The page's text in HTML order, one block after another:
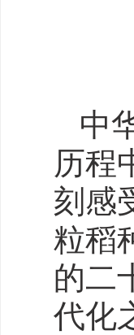
中
历程
刻感
粒稻
的二
代化